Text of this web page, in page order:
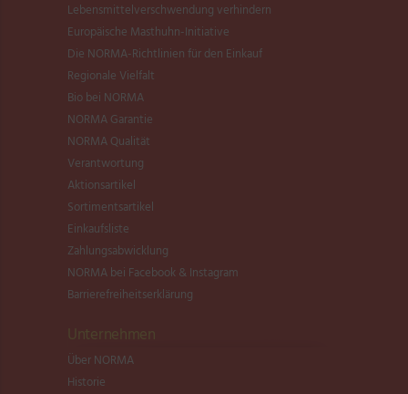
Lebensmittel­verschwendung verhindern
Europäische Masthuhn-Initiative
Die NORMA-Richtlinien für den Einkauf
Regionale Vielfalt
Bio bei NORMA
NORMA Garantie
NORMA Qualität
Verantwortung
Aktionsartikel
Sortimentsartikel
Einkaufsliste
Zahlungsabwicklung
NORMA bei Facebook & Instagram
Barrierefreiheitserklärung
Unternehmen
Über NORMA
Historie